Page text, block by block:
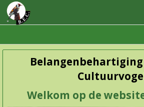
Belangenbehartiging
Welkom op de website